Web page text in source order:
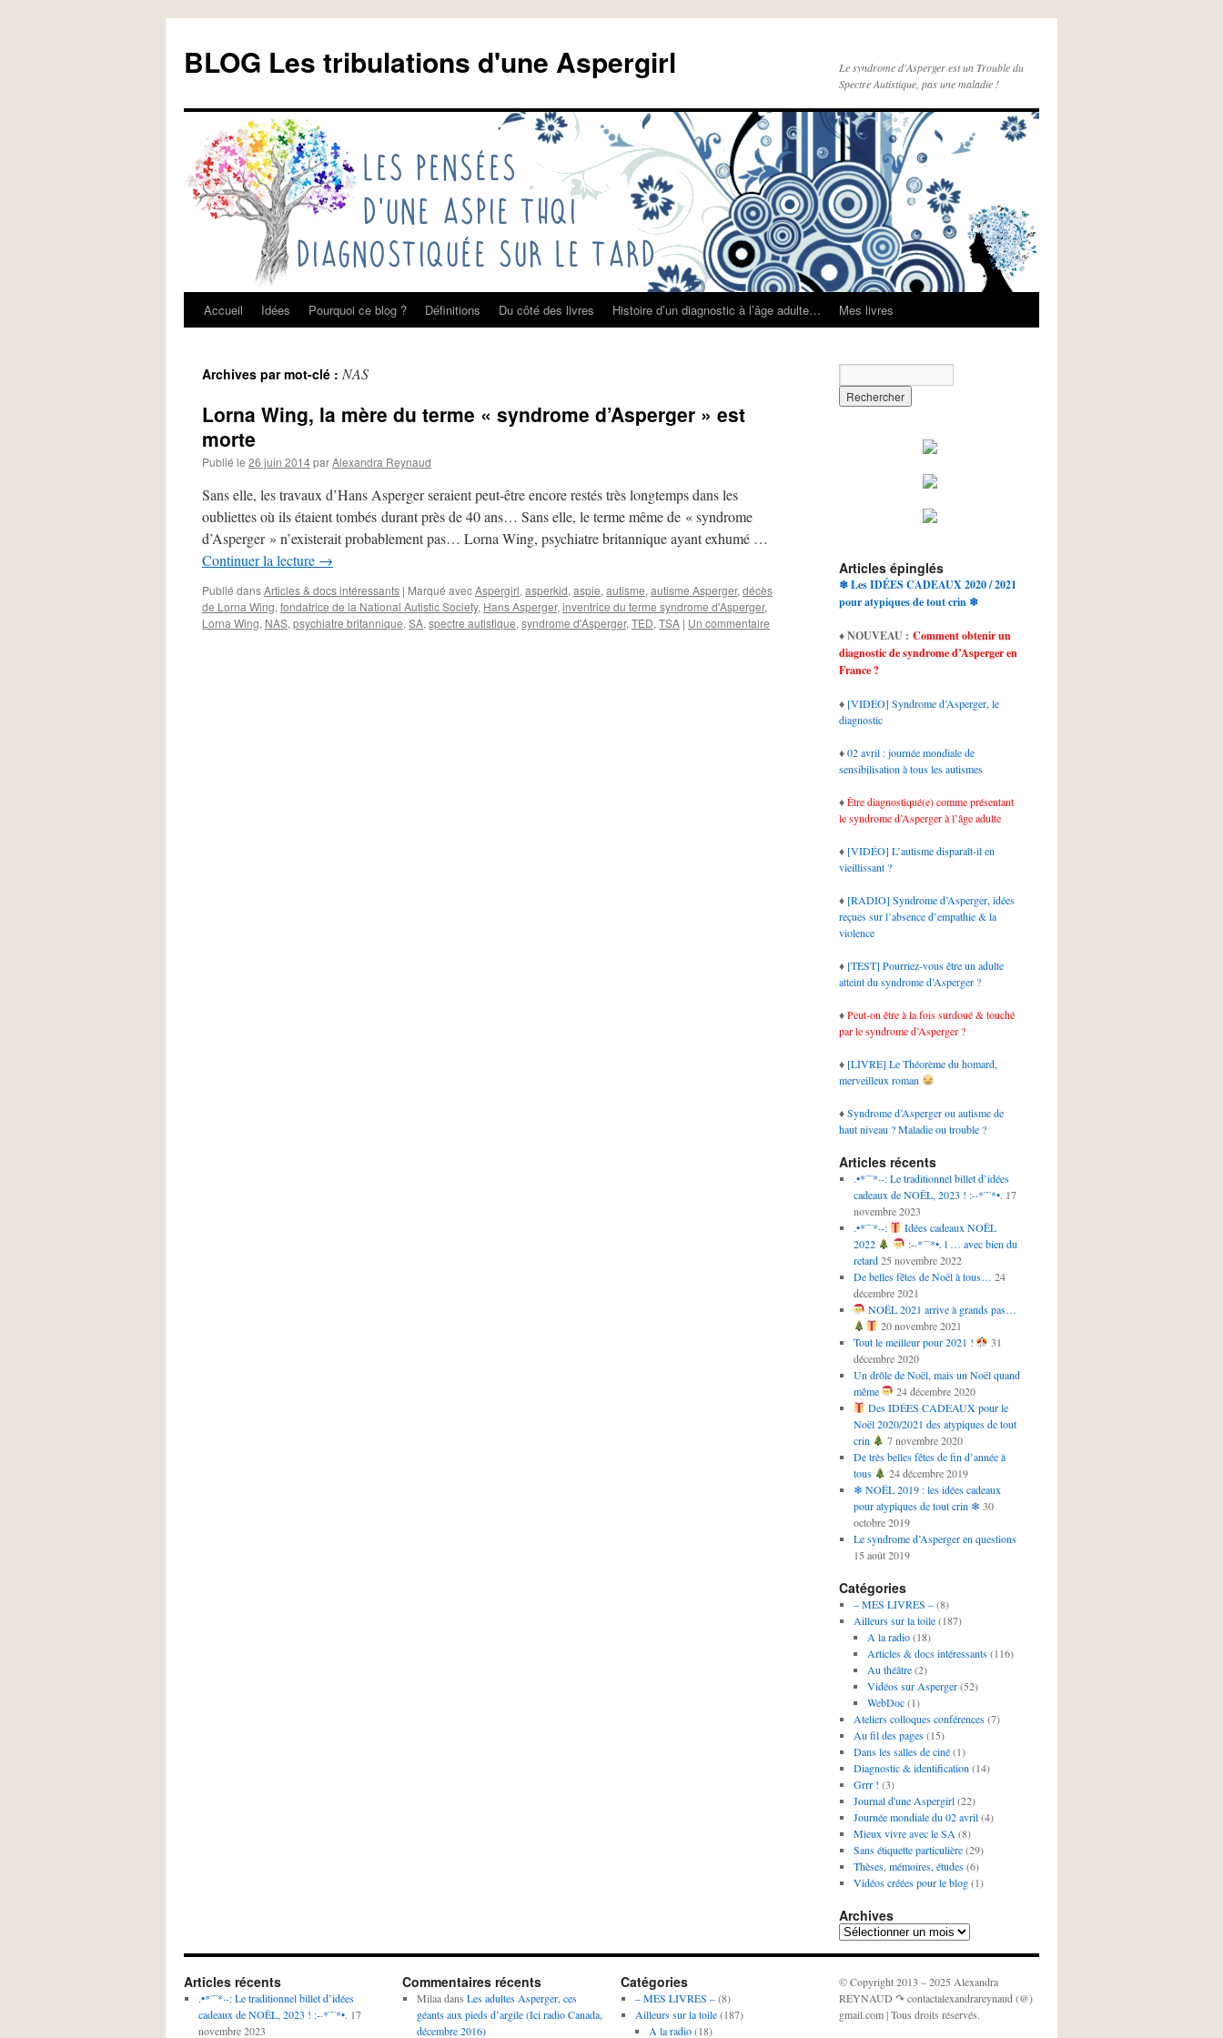
contenu
BLOG Les tribulations d'une Aspergirl
Le syndrome d'Asperger est un Trouble du
Spectre Autistique, pas une maladie !
Accueil Idées Pourquoi ce blog ? Définitions Du côté des livres Histoire d’un diagnostic à l’âge adulte… Mes livres
Archives par mot-clé : NAS
Lorna Wing, la mère du terme « syndrome d’Asperger » est
morte
Publié le 26 juin 2014parAlexandra Reynaud
Sans elle, les travaux d’Hans Asperger seraient peut-être encore restés très longtemps dans les
oubliettes où ils étaient tombés durant près de 40 ans… Sans elle, le terme même de « syndrome
d’Asperger » n’existerait probablement pas… Lorna Wing, psychiatre britannique ayant exhumé …
Continuer la lecture →
Publié dansArticles & docs intéressants | Marqué avecAspergirl, asperkid, aspie, autisme, autisme Asperger, décès
de Lorna Wing, fondatrice de la National Autistic Society, Hans Asperger, inventrice du terme syndrome d'Asperger,
Lorna Wing, NAS, psychiatre britannique, SA, spectre autistique, syndrome d'Asperger, TED, TSA | Un commentaire
Articles épinglés
❄ Les IDÉES CADEAUX 2020 / 2021
pour atypiques de tout crin ❄
♦NOUVEAU : Comment obtenir un
diagnostic de syndrome d’Asperger en
France ?
♦ [VIDÉO] Syndrome d’Asperger, le
diagnostic
♦02 avril : journée mondiale de
sensibilisation à tous les autismes
♦Être diagnostiqué(e) comme présentant
le syndrome d’Asperger à l’âge adulte
♦ [VIDÉO] L’autisme disparaît-il en
vieillissant ?
♦ [RADIO] Syndrome d’Asperger, idées
reçues sur l’absence d’empathie & la
violence
♦ [TEST] Pourriez-vous être un adulte
atteint du syndrome d’Asperger ?
♦Peut-on être à la fois surdoué & touché
par le syndrome d’Asperger ?
♦ [LIVRE] Le Théorème du homard,
merveilleux roman
♦Syndrome d’Asperger ou autisme de
haut niveau ? Maladie ou trouble ?
Articles récents
.•*¨¨*·-: Le traditionnel billet d’idées
cadeaux de NOËL, 2023 ! :-·*¨¨*•. 17
novembre 2023
.•*¨¨*·-:
Idées cadeaux NOËL
2022
:-·*¨¨*•. l … avec bien du
retard 25 novembre 2022
De belles fêtes de Noël à tous… 24
décembre 2021
NOËL 2021 arrive à grands pas…
20 novembre 2021
Tout le meilleur pour 2021 !
31
décembre 2020
Un drôle de Noël, mais un Noël quand
même
24 décembre 2020
Des IDÉES CADEAUX pour le
Noël 2020/2021 des atypiques de tout
crin
7 novembre 2020
De très belles fêtes de fin d’année à
tous
24 décembre 2019
❄ NOËL 2019 : les idées cadeaux
pour atypiques de tout crin ❄ 30
octobre 2019
Le syndrome d’Asperger en questions
15 août 2019
Catégories
– MES LIVRES –(8)
Ailleurs sur la toile(187)
A la radio(18)
Articles & docs intéressants(116)
Au théâtre(2)
Vidéos sur Asperger(52)
WebDoc(1)
Ateliers colloques conférences(7)
Au fil des pages(15)
Dans les salles de ciné(1)
Diagnostic & identification (14)
Grrr ! (3)
Journal d'une Aspergirl(22)
Journée mondiale du 02 avril(4)
Mieux vivre avec le SA (8)
Sans étiquette particulière(29)
Thèses, mémoires, études(6)
Vidéos créées pour le blog(1)
Archives
Archives
Articles récents
.•*¨¨*·-: Le traditionnel billet d’idées
cadeaux de NOËL, 2023 ! :-·*¨¨*•. 17
novembre 2023
Commentaires récents
Milaadans Les adultes Asperger, ces
géants aux pieds d’argile (Ici radio Canada,
décembre 2016)
Catégories
– MES LIVRES –(8)
Ailleurs sur la toile(187)
A la radio(18)
© Copyright 2013 – 2025 Alexandra
REYNAUD ↷ contactalexandrareynaud (@)
gmail.com | Tous droits réservés.